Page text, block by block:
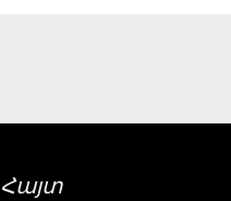
Հայտ